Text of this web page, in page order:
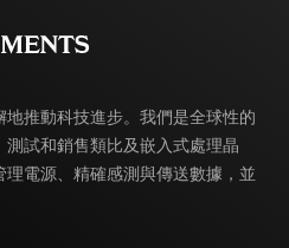
推動科技進步。我們是全球性的
試和銷售類比及嵌入式處理晶
電源、精確感測與傳送數據，並